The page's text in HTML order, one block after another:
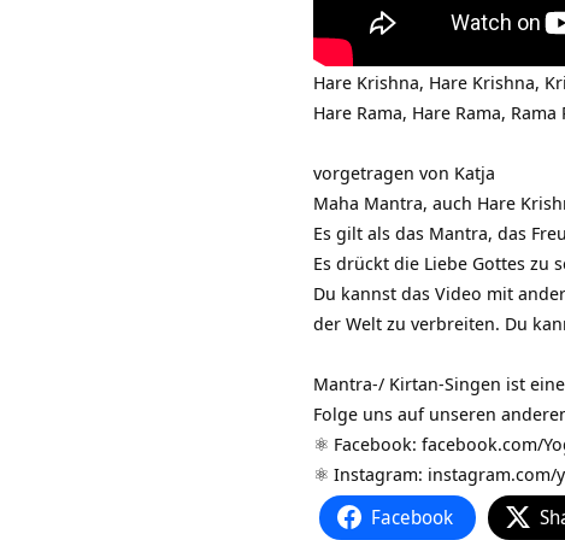
Hare Krishna, Hare Krishna,
Hare Rama, Hare Rama, Rama
vorgetragen von Katja
Maha Mantra, auch Hare
Es gilt als das Mantra, das
Es drückt die Liebe Gottes zu
Du kannst das Video mit
der Welt zu verbreiten. Du
Mantra-/ Kirtan-Singen ist
Folge uns auf unseren
⚛️ Facebook: facebook.com/
⚛️ Instagram: instagram.com/
Facebook